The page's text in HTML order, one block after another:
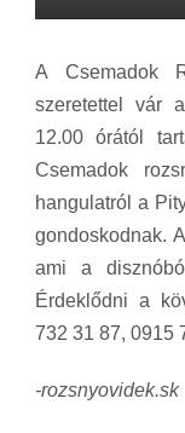
A Csemadok
szeretettel vár
12.00 órától
Csemadok
hangulatról a
gondoskodnak.
ami a
Érdeklődni a
732 31 87, 0915
-rozsnyovidek.sk